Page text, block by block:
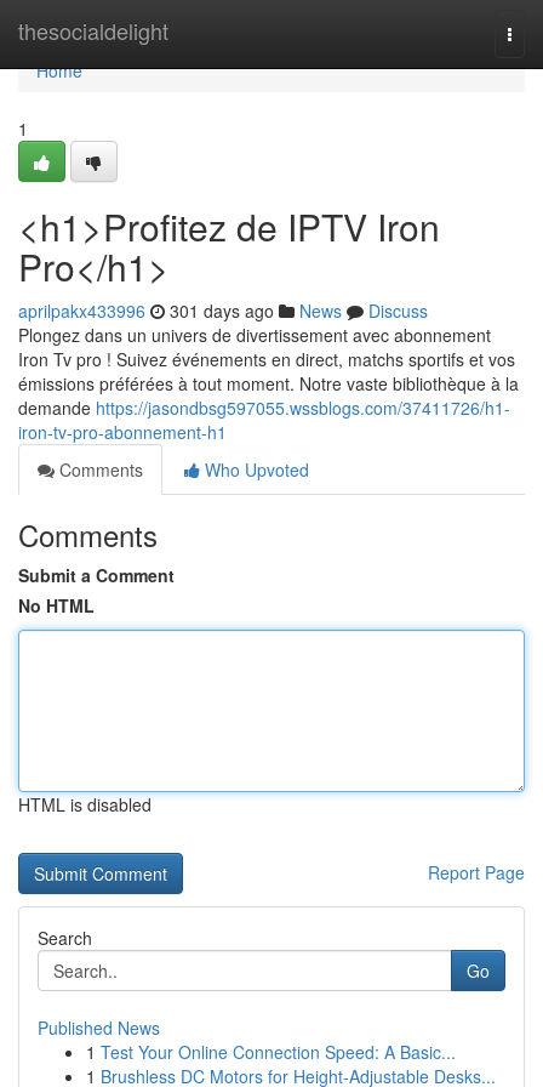
thesocialdelight
Home
Home
1
<h1>Profitez de IPTV Iron
Pro</h1>
aprilpakx433996 301 days ago News
Discuss
Plongez dans un univers de divertissement avec abonnement
Iron Tv pro ! Suivez événements en direct, matchs sportifs et vos
émissions préférées à tout moment. Notre vaste bibliothèque à la
demande https://jasondbsg597055.wssblogs.com/37411726/h1-
iron-tv-pro-abonnement-h1
Comments
Who Upvoted
Comments
Submit a Comment
No HTML
HTML is disabled
Report Page
Search
Go
Published News
1 Test Your Online Connection Speed: A Basic...
1 Brushless DC Motors for Height-Adjustable Desks...